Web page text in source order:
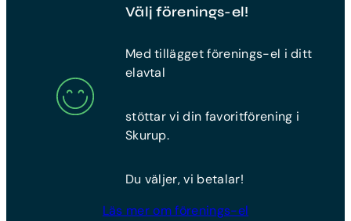
Välj förenings-el!
Med tillägget förenings-el i ditt
elavtal
stöttar vi din favoritförening i
Skurup.
Du väljer, vi betalar!
Läs mer om förenings-el